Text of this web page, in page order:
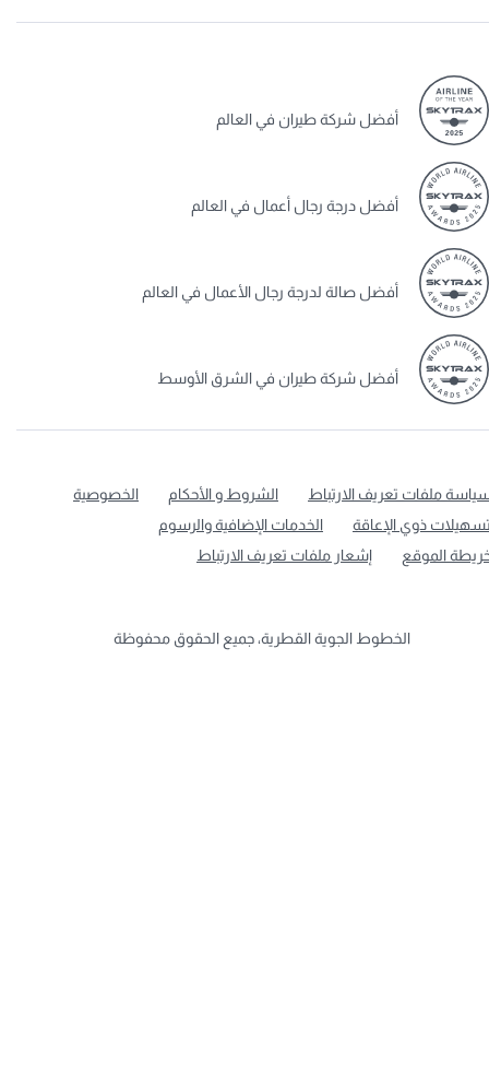
أفضل شركة طيران في العالم
أفضل درجة رجال أعمال في العالم
أفضل صالة لدرجة رجال الأعمال في العالم
أفضل شركة طيران في الشرق الأوسط
ملفات تعريف الارتباط الشروط و الأحكام
الخصوصية
ذوي الإعاقة
الخدمات الإضافية والرسوم
الموقع
إشعار ملفات تعريف الارتباط
الخطوط الجوية القطرية، جميع الحقوق محفوظة